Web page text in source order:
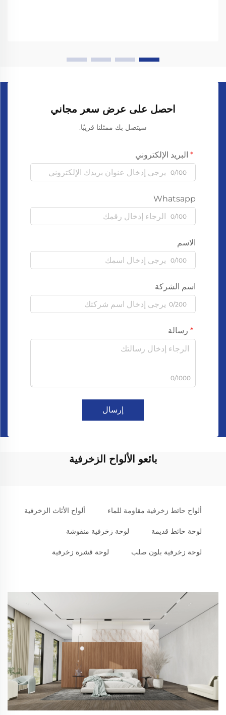
احصل على عرض سعر مجاني
سيتصل بك ممثلنا قريبًا.
البريد الإلكتروني
0/100
Whatsapp
0/100
الاسم
0/100
اسم الشركة
0/200
رسالة
0/1000
إرسال
بائعو الألواح الزخرفية
ألواح حائط زخرفية مقاومة للماء ألواح الأثاث الزخرفية
لوحة حائط قديمة لوحة زخرفية منقوشة
لوحة زخرفية بلون صلب لوحة قشرة زخرفية